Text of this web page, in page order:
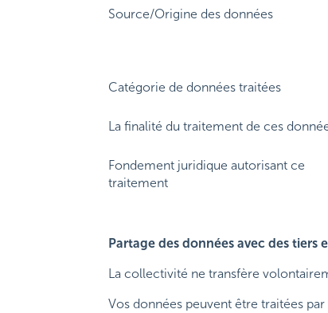
Source/Origine des données
Catégorie de données traitées
La finalité du traitement de ces
Fondement juridique autorisant ce
traitement
Partage des données avec des tiers
La collectivité ne transfère
Vos données peuvent être traitées